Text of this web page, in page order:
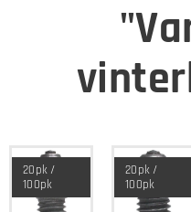
20pk /
100pk
20pk /
100pk